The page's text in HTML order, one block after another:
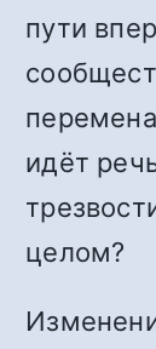
пути
идёт
целом?